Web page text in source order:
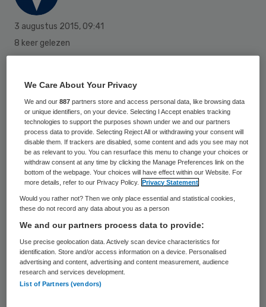
3 augustus 2015, 09:41
8 keer gelezen
ggz-instelling in Vught, is daar inmiddels
weer terug. Hij werd zondag door de politie
in Nijmegen opgepakt met een vuurwapen.
Wat hij daarmee van plan was, onderzoekt
de politie nog, zei een woordvoerder
maandag.
“We kregen donderdag de melding dat hij
was ontsnapt”, aldus de zegsman. “Toen
zijn we direct een onderzoek begonnen.
Gelukkig hebben de collega’s in Nijmegen
hem gevonden en is hij nu weer in Vught.”
We Care About Your Privacy
We and our887 partners store and access personal data, like browsing data
or unique identifiers, on your device. Selecting I Accept enables tracking
technologies to support the purposes shown under we and our partners
process data to provide. Selecting Reject All or withdrawing your consent will
disable them. If trackers are disabled, some content and ads you see may not
be as relevant to you. You can resurface this menu to change your choices or
withdraw consent at any time by clicking the Manage Preferences link on the
bottom of the webpage. Your choices will have effect within our Website. For
more details, refer to our Privacy Policy.
Privacy Statement
Would you rather not? Then we only place essential and statistical cookies,
these do not record any data about you as a person
We and our partners process data to provide:
Use precise geolocation data. Actively scan device characteristics for
identification. Store and/or access information on a device. Personalised
advertising and content, advertising and content measurement, audience
research and services development.
List of Partners (vendors)